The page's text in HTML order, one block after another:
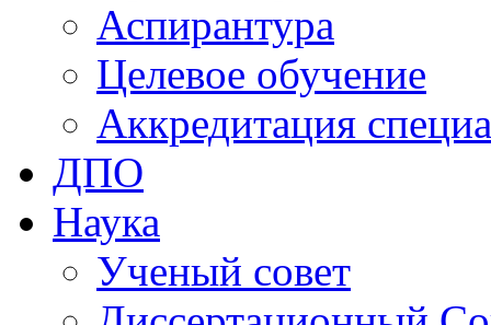
Аспирантура
Целевое обучение
Аккредитация
ДПО
Наука
Ученый совет